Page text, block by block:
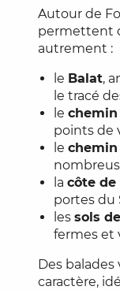
Autour de
permettent
autrement :
le Balat,
le tracé
le chemin
points de
le chemin
la côte de
portes du
les sols
fermes et
Des balades
caractère,